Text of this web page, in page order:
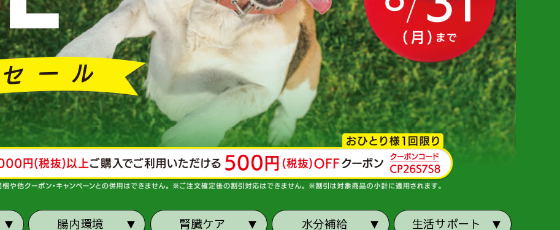
腸内環境 腎臓ケア 水分補給 生活サポート